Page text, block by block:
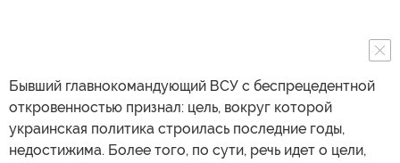
Бывший главнокомандующий ВСУ с беспрецедентной
откровенностью признал: цель, вокруг которой
украинская политика строилась последние годы,
недостижима. Более того, по сути, речь идет о цели,